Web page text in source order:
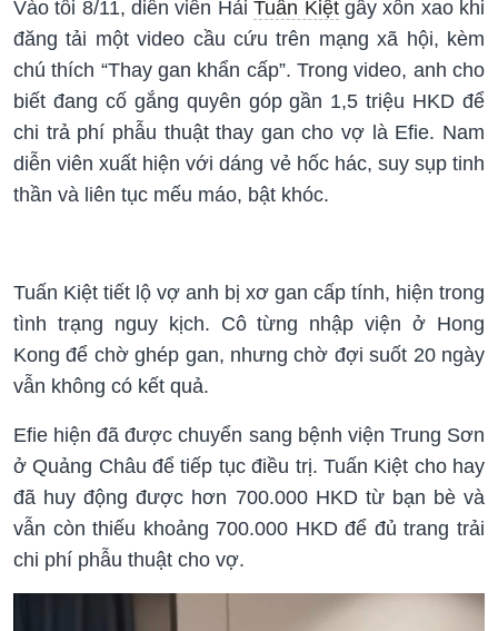
Vào tối 8/11, diễn viên HảiTuấn Kiệtgây xôn xao khi
đăng tải một video cầu cứu trên mạng xã hội, kèm
chú thích “Thay gan khẩn cấp”. Trong video, anh cho
biết đang cố gắng quyên góp gần 1,5 triệu HKD để
chi trả phí phẫu thuật thay gan cho vợ là Efie. Nam
diễn viên xuất hiện với dáng vẻ hốc hác, suy sụp tinh
thần và liên tục mếu máo, bật khóc.
Tuấn Kiệt tiết lộ vợ anh bị xơ gan cấp tính, hiện trong
tình trạng nguy kịch. Cô từng nhập viện ở Hong
Kong để chờ ghép gan, nhưng chờ đợi suốt 20 ngày
vẫn không có kết quả.
Efie hiện đã được chuyển sang bệnh viện Trung Sơn
ở Quảng Châu để tiếp tục điều trị. Tuấn Kiệt cho hay
đã huy động được hơn 700.000 HKD từ bạn bè và
vẫn còn thiếu khoảng 700.000 HKD để đủ trang trải
chi phí phẫu thuật cho vợ.